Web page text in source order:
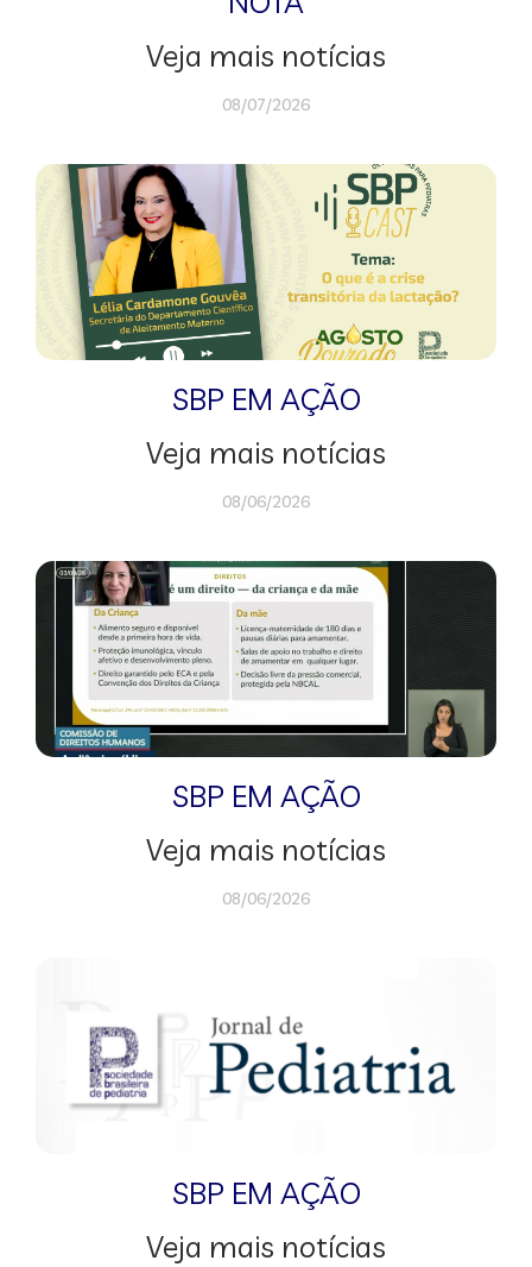
Veja mais notícias
08/07/2026
SBP EM AÇÃO
Veja mais notícias
08/06/2026
SBP EM AÇÃO
Veja mais notícias
08/06/2026
SBP EM AÇÃO
Veja mais notícias